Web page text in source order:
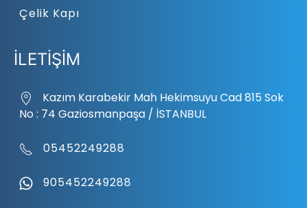
Çelik Kapı
İLETİŞİM
Kazım Karabekir Mah Hekimsuyu Cad 815 Sok
No : 74 Gaziosmanpaşa / İSTANBUL
05452249288
905452249288